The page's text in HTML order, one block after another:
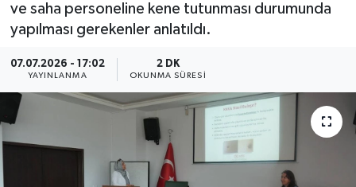
ve saha personeline kene tutunması durumunda
yapılması gerekenler anlatıldı.
07.07.2026 - 17:02
YAYINLANMA
2 DK
OKUNMA SÜRESI
Emlak
Gündem
Haber İlanlar